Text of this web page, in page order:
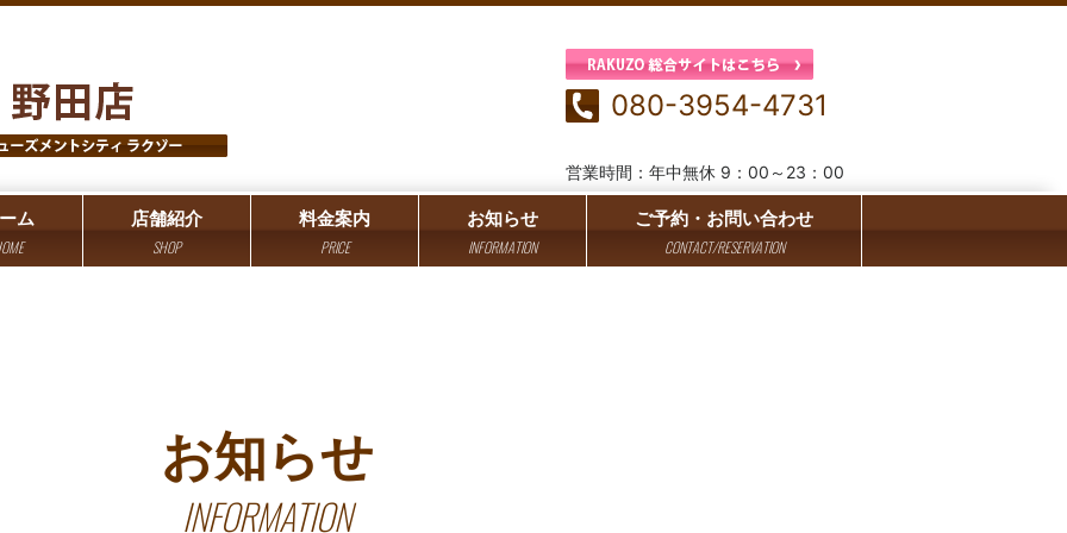
080-3954-4731
営業時間：年中無休 9：00～23：00
ム 店舗紹介
SHOP
料金案内
PRICE
お知らせ
INFORMATION
ご予約・お問い合わせ
CONTACT/RESERVATION
お知らせ
INFORMATION